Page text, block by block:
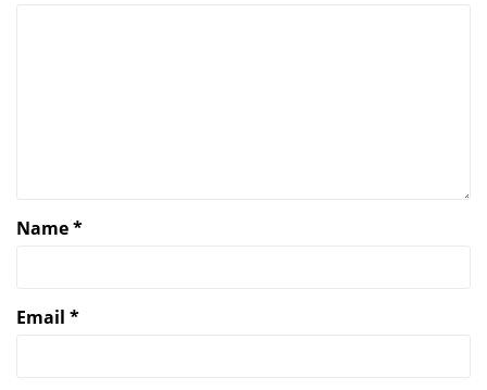
Name*
Email *